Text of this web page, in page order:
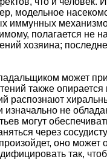
модельное
иммунных
полагается не
хозяина;
может
также
распознают
изначально не
могут
через
оно
так,